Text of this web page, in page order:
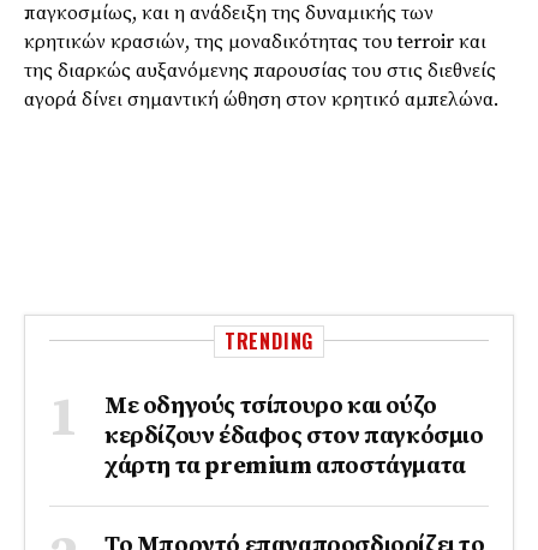
παγκοσμίως, και η ανάδειξη της δυναμικής των
κρητικών κρασιών, της μοναδικότητας του terroir και
της διαρκώς αυξανόμενης παρουσίας του στις διεθνείς
αγορά δίνει σημαντική ώθηση στον κρητικό αμπελώνα.
TRENDING
Με οδηγούς τσίπουρο και ούζο
κερδίζουν έδαφος στoν παγκόσμιο
χάρτη τα premium αποστάγματα